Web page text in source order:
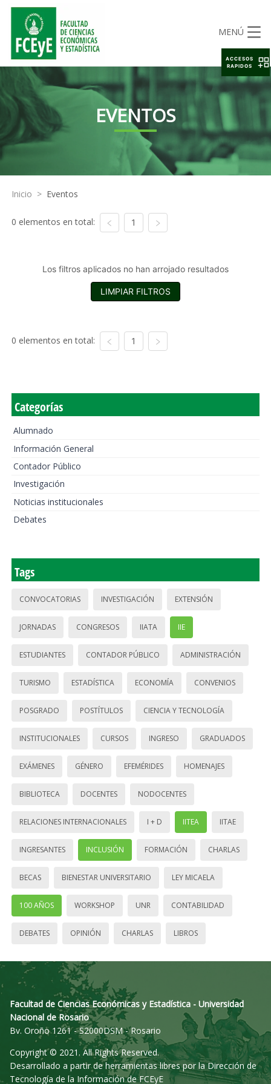
MENÚ
EVENTOS
Inicio > Eventos
0 elementos en total: 1
Los filtros aplicados no han arrojado resultados
LIMPIAR FILTROS
0 elementos en total: 1
Categorías
Alumnado
Información General
Contador Público
Investigación
Noticias institucionales
Debates
Tags
CONVOCATORIAS INVESTIGACIÓN EXTENSIÓN
JORNADAS CONGRESOS IIATA IIE
ESTUDIANTES CONTADOR PÚBLICO ADMINISTRACIÓN
TURISMO ESTADÍSTICA ECONOMÍA CONVENIOS
POSGRADO POSTÍTULOS CIENCIA Y TECNOLOGÍA
INSTITUCIONALES CURSOS INGRESO GRADUADOS
EXÁMENES GÉNERO EFEMÉRIDES HOMENAJES
BIBLIOTECA DOCENTES NODOCENTES
RELACIONES INTERNACIONALES I + D IITEA IITAE
INGRESANTES INCLUSIÓN FORMACIÓN CHARLAS
BECAS BIENESTAR UNIVERSITARIO LEY MICAELA
100 AÑOS WORKSHOP UNR CONTABILIDAD
DEBATES OPINIÓN CHARLAS LIBROS
Facultad de Ciencias Económicas y Estadística - Universidad
Nacional de Rosario
Bv. Oroño 1261 - S2000DSM - Rosario
Copyright © 2021. All Rights Reserved.
Desarrollado a partir de herramientas libres por la Dirección de
Tecnología de la Información de FCEyE
ACCESOS
RAPIDOS